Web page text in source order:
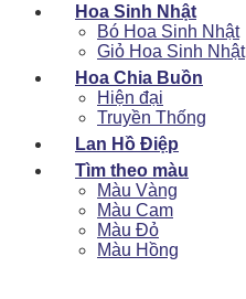
Hoa Sinh Nhật
Bó Hoa Sinh Nhật
Giỏ Hoa Sinh Nhật
Hoa Chia Buồn
Hiện đại
Truyền Thống
Lan Hồ Điệp
Tìm theo màu
Màu Vàng
Màu Cam
Màu Đỏ
Màu Hồng